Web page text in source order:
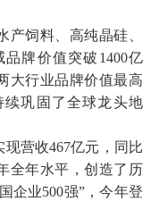
产饲料、高纯晶硅、
牌价值突破1400亿
大行业品牌价值最高
巩固了全球龙头地
营收467亿元，同比
全年水平，创造了历
企业500强”，今年登